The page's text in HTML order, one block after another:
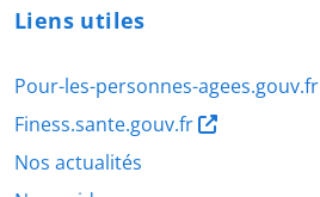
Liens utiles
Pour-les-personnes-agees.gouv.fr
Finess.sante.gouv.fr
Nos actualités